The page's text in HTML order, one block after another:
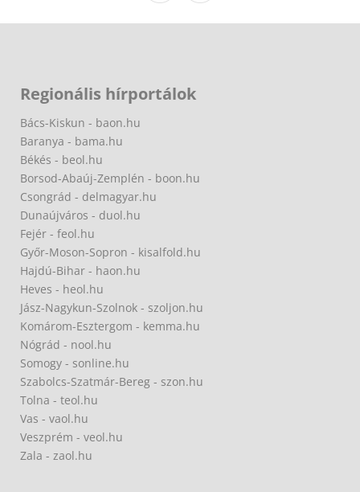
Regionális hírportálok
Bács-Kiskun - baon.hu
Baranya - bama.hu
Békés - beol.hu
Borsod-Abaúj-Zemplén - boon.hu
Csongrád - delmagyar.hu
Dunaújváros - duol.hu
Fejér - feol.hu
Győr-Moson-Sopron - kisalfold.hu
Hajdú-Bihar - haon.hu
Heves - heol.hu
Jász-Nagykun-Szolnok - szoljon.hu
Komárom-Esztergom - kemma.hu
Nógrád - nool.hu
Somogy - sonline.hu
Szabolcs-Szatmár-Bereg - szon.hu
Tolna - teol.hu
Vas - vaol.hu
Veszprém - veol.hu
Zala - zaol.hu